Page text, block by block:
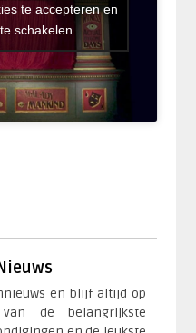
te accepteren en
schakelen
en blijf altijd op
de belangrijkste